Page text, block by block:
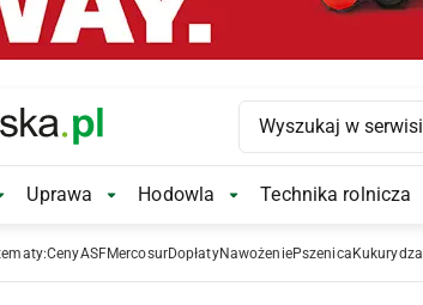
Aktualności Submenu
Uprawa Uprawa Submenu
Hodowla Hodowla Submenu
Technika rolnicza
CenyASFMercosurDopłatyNawożeniePszenica Kukurydza